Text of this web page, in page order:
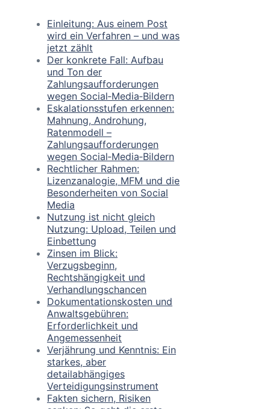
Einleitung: Aus einem Post
wird ein Verfahren – und was
jetzt zählt
Der konkrete Fall: Aufbau
und Ton der
Zahlungsaufforderungen
wegen Social‑Media‑Bildern
Eskalationsstufen erkennen:
Mahnung, Androhung,
Ratenmodell –
Zahlungsaufforderungen
wegen Social‑Media‑Bildern
Rechtlicher Rahmen:
Lizenzanalogie, MFM und die
Besonderheiten von Social
Media
Nutzung ist nicht gleich
Nutzung: Upload, Teilen und
Einbettung
Zinsen im Blick:
Verzugsbeginn,
Rechtshängigkeit und
Verhandlungschancen
Dokumentationskosten und
Anwaltsgebühren:
Erforderlichkeit und
Angemessenheit
Verjährung und Kenntnis: Ein
starkes, aber
detailabhängiges
Verteidigungsinstrument
Fakten sichern, Risiken